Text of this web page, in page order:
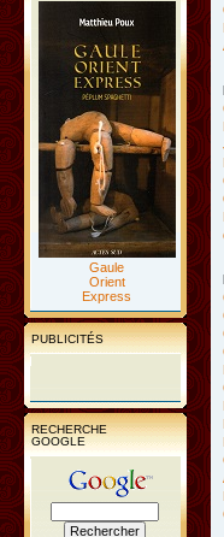
Gaule
Orient
Express
PUBLICITÉS
RECHERCHE
GOOGLE